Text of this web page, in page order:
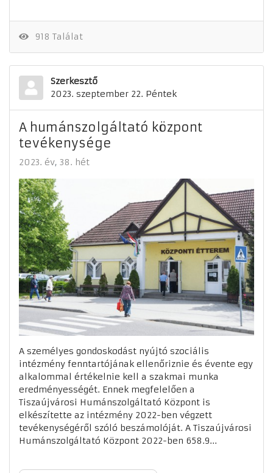
918 Találat
Szerkesztő
2023. szeptember 22. Péntek
A humánszolgáltató központ
tevékenysége
2023. év 38. hét
A személyes gondoskodást nyújtó szociális
intézmény fenntartójának ellenőriznie és évente egy
alkalommal értékelnie kell a szakmai munka
eredményességét. Ennek megfelelően a
Tiszaújvárosi Humánszolgáltató Központ is
elkészítette az intézmény 2022-ben végzett
tevékenységéről szóló beszámolóját. A Tiszaújvárosi
Humánszolgáltató Központ 2022-ben 658.9...